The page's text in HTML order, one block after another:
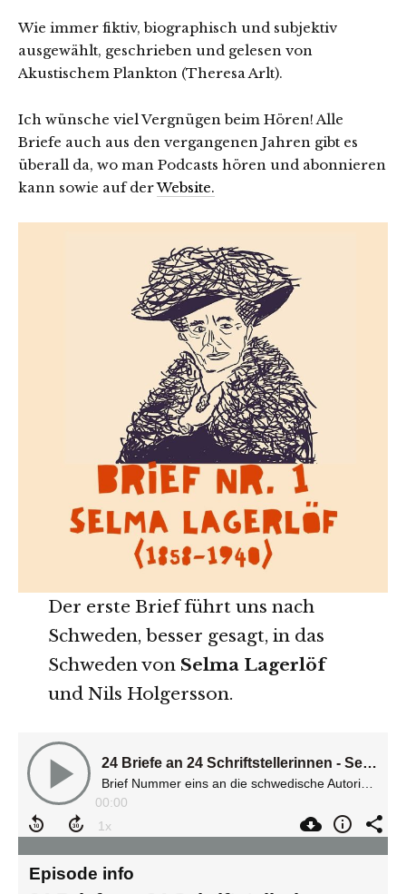
Wie immer fiktiv, biographisch und subjektiv
ausgewählt, geschrieben und gelesen von
Akustischem Plankton (Theresa Arlt).
Ich wünsche viel Vergnügen beim Hören! Alle
Briefe auch aus den vergangenen Jahren gibt es
überall da, wo man Podcasts hören und abonnieren
kann sowie auf derWebsite.
Der erste Brief führt uns nach
Schweden, besser gesagt, in das
Schweden von Selma Lagerlöf
und Nils Holgersson.